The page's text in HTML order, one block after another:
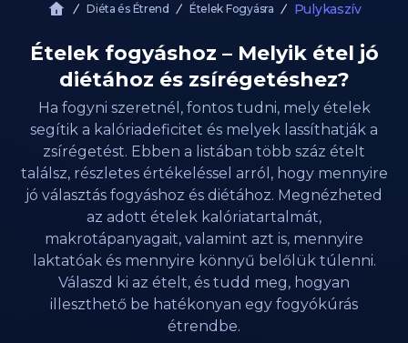
Diéta és Étrend Ételek Fogyásra Pulykaszív
Ételek fogyáshoz – Melyik étel jó
diétához és zsírégetéshez?
Ha fogyni szeretnél, fontos tudni, mely ételek
segítik a kalóriadeficitet és melyek lassíthatják a
zsírégetést. Ebben a listában több száz ételt
találsz, részletes értékeléssel arról, hogy mennyire
jó választás fogyáshoz és diétához. Megnézheted
az adott ételek kalóriatartalmát,
makrotápanyagait, valamint azt is, mennyire
laktatóak és mennyire könnyű belőlük túlenni.
Válaszd ki az ételt, és tudd meg, hogyan
illeszthető be hatékonyan egy fogyókúrás
étrendbe.